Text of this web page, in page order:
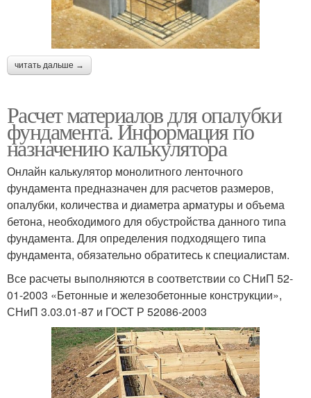
читать дальше →
Расчет материалов для опалубки
фундамента. Информация по
назначению калькулятора
Онлайн калькулятор монолитного ленточного
фундамента предназначен для расчетов размеров,
опалубки, количества и диаметра арматуры и объема
бетона, необходимого для обустройства данного типа
фундамента. Для определения подходящего типа
фундамента, обязательно обратитесь к специалистам.
Все расчеты выполняются в соответствии со СНиП 52-
01-2003 «Бетонные и железобетонные конструкции»,
СНиП 3.03.01-87 и ГОСТ Р 52086-2003